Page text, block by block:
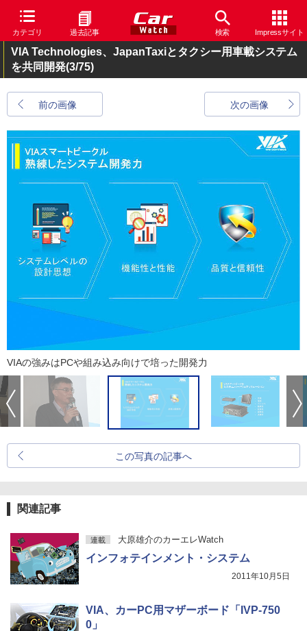
カテゴリ 過去記事 検索 Impressサイト
VIA Technologies、JapanTaxiとタクシー用車載システム
を共同開発(3/75)
前の画像 次の画像
VIAの強みはPCや組み込み向けで培った開発力
この写真の記事へ
関連記事
連載 大原雄介のカーエレWatch
インフォテインメント・システム
2011年10月5日
VIA、カーPC用マザーボード「IVP-750
0」